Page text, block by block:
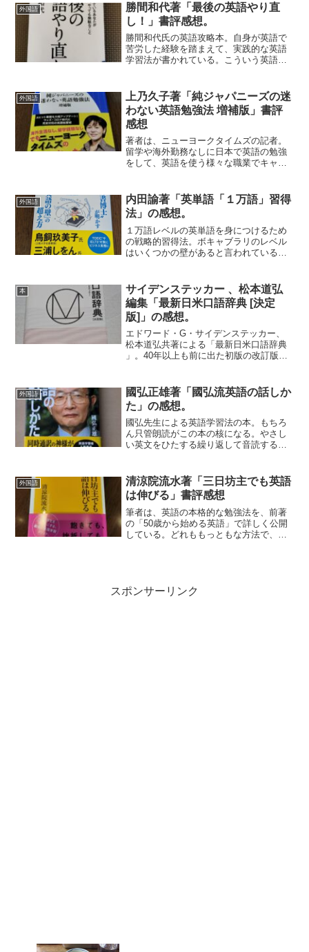
外国語
勝間和代著「最後の英語やり直
し！」書評感想。
勝間和代氏の英語攻略本。自身が英語で
苦労した経験を踏まえて、実践的な英語
学習法が書かれている。こういう英語学
で、学習法主体で奮闘記的な部分がかな
りを占める。外資系でのキ...
外国語
上乃久子著「純ジャパニーズの迷
わない英語勉強法 増補版」書評
感想
著者は、ニューヨークタイムズの記者。
留学や海外勤務なしに日本で英語の勉強
をして、英語を使う様々な職業でキャリ
記事を書いている人なので、英語の達人
には間違いないと思う。そ...
外国語
内田諭著「英単語「１万語」習得
法」の感想。
１万語レベルの英単語を身につけるため
の戦略的習得法。ボキャブラリのレベル
はいくつかの壁があると言われている
に力づくで覚えるのは効率がよくない。
それなりのバックグラウン...
本
サイデンステッカー 、松本道弘
編集「最新日米口語辞典 [決定
版]」の感想。
エドワード・G・サイデンステッカー、
松本道弘共著による「最新日米口語辞典
」。40年以上も前に出た初版の改訂版。
の辞書というよりも読むため辞書。こな
れた日本語表現を訳...
外国語
國弘正雄著「國弘流英語の話しか
た」の感想。
國弘先生による英語学習法の本。もちろ
ん只管朗読がこの本の核になる。やさし
い英文をひたする繰り返して音読するこ
る。だが、素振りのように単純作業は、
続けるのが難しい方法だ。...
外国語
清涼院流水著「三日坊主でも英語
は伸びる」書評感想
筆者は、英語の本格的な勉強法を、前著
の「50歳から始める英語」で詳しく公開
している。どれももっともな方法で、こ
スポンサーリンク